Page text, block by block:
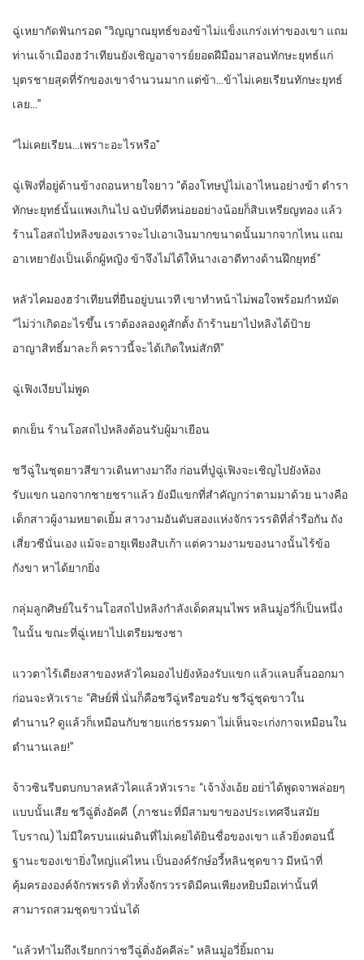
ฉู่เหยากัดฟันกรอด “วิญญาณยุทธ์ของข้าไม่แข็งแกร่งเท่าของเขา แถม
ท่านเจ้าเมืองฮว๋าเทียนยังเชิญอาจารย์ยอดฝีมือมาสอนทักษะยุทธ์แก่
บุตรชายสุดที่รักของเขาจำนวนมาก แต่ข้า…ข้าไม่เคยเรียนทักษะยุทธ์
เลย…”
“ไม่เคยเรียน…เพราะอะไรหรือ”
ฉู่เฟิงที่อยู่ด้านข้างถอนหายใจยาว “ต้องโทษปู่ไม่เอาไหนอย่างข้า ตำรา
ทักษะยุทธ์นั้นแพงเกินไป ฉบับที่ดีหน่อยอย่างน้อยก็สิบเหรียญทอง แล้ว
ร้านโอสถไป่หลิงของเราจะไปเอาเงินมากขนาดนั้นมากจากไหน แถม
อาเหยายังเป็นเด็กผู้หญิง ข้าจึงไม่ได้ให้นางเอาดีทางด้านฝึกยุทธ์”
หลัวไคมองฮว๋าเทียนที่ยืนอยู่บนเวที เขาทำหน้าไม่พอใจพร้อมกำหมัด
“ไม่ว่าเกิดอะไรขึ้น เราต้องลองดูสักตั้ง ถ้าร้านยาไป่หลิงได้ป้าย
อาญาสิทธิ์มาละก็ คราวนี้จะได้เกิดใหม่สักที”
ฉู่เฟิงเงียบไม่พูด
ตกเย็น ร้านโอสถไป่หลิงต้อนรับผู้มาเยือน
ชวีฉู่ในชุดยาวสีขาวเดินทางมาถึง ก่อนที่ปู่ฉู่เฟิงจะเชิญไปยังห้อง
รับแขก นอกจากชายชราแล้ว ยังมีแขกที่สำคัญกว่าตามมาด้วย นางคือ
เด็กสาวผู้งามหยาดเยิ้ม สาวงามอันดับสองแห่งจักรวรรดิที่ล่ำรือกัน ถัง
เสี่ยวซีนั่นเอง แม้จะอายุเพียงสิบเก้า แต่ความงามของนางนั้นไร้ข้อ
กังขา หาได้ยากยิ่ง
กลุ่มลูกศิษย์ในร้านโอสถไป่หลิงกำลังเด็ดสมุนไพร หลินมู่อวี่ก็เป็นหนึ่ง
ในนั้น ขณะที่ฉู่เหยาไปเตรียมชงชา
แววตาไร้เดียงสาของหลัวไคมองไปยังห้องรับแขก แล้วแลบลิ้นออกมา
ก่อนจะหัวเราะ “ศิษย์พี่ นั่นก็คือชวีฉู่หรือขอรับ ชวีฉู่ชุดขาวใน
ตำนาน? ดูแล้วก็เหมือนกับชายแก่ธรรมดา ไม่เห็นจะเก่งกาจเหมือนใน
ตำนานเลย!”
จ้าวซินรีบตบกบาลหลัวไคแล้วหัวเราะ “เจ้างั่งเอ้ย อย่าได้พูดจาพล่อยๆ
แบบนั้นเสีย ชวีฉู่ติ่งอัคคี (ภาชนะที่มีสามขาของประเทศจีนสมัย
โบราณ) ไม่มีใครบนแผ่นดินที่ไม่เคยได้ยินชื่อของเขา แล้วยิ่งตอนนี้
ฐานะของเขายิ่งใหญ่แค่ไหน เป็นองค์รักษ์อวี้หลินชุดขาว มีหน้าที่
คุ้มครององค์จักรพรรดิ ทั่วทั้งจักรวรรดิมีคนเพียงหยิบมือเท่านั้นที่
สามารถสวมชุดขาวนั่นได้
“แล้วทำไมถึงเรียกกว่าชวีฉู่ติ่งอัคคีล่ะ” หลินมู่อวี่ยิ้มถาม